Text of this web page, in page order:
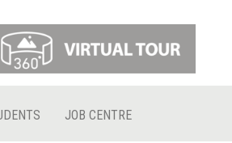
JOB CENTRE